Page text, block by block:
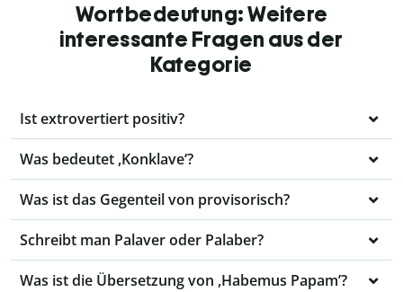
Wortbedeutung: Weitere
interessante Fragen aus der
Kategorie
Ist extrovertiert positiv?
Was bedeutet ,Konklave‘?
Was ist das Gegenteil von provisorisch?
Schreibt man Palaver oder Palaber?
Was ist die Übersetzung von ,Habemus Papam’?